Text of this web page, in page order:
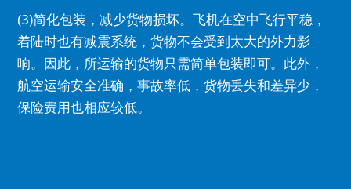
(3)简化包装，减少货物损坏。飞机在空中飞行平稳，
着陆时也有减震系统，货物不会受到太大的外力影
响。 因此，所运输的货物只需简单包装即可。 此外，
航空运输安全准确，事故率低，货物丢失和差异少，
保险费用也相应较低。